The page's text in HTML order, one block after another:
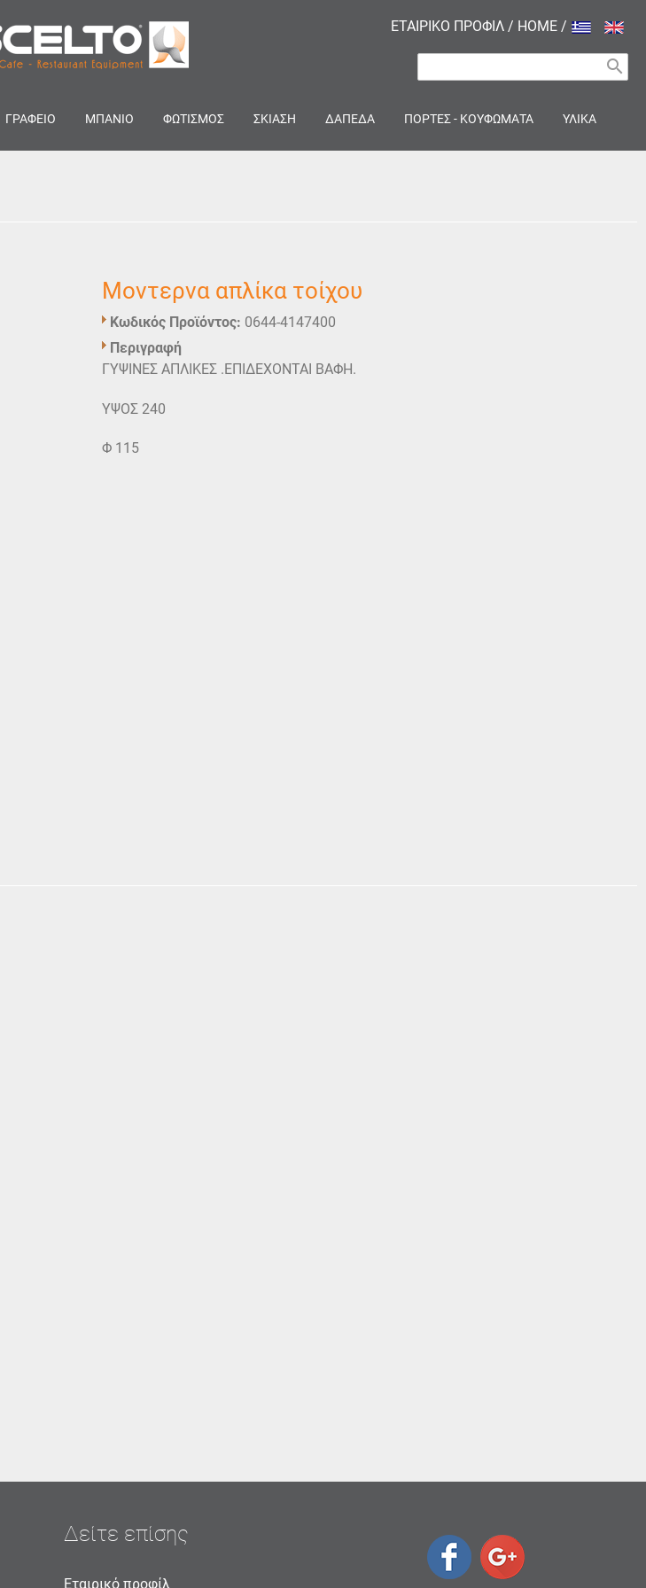
ΕΤΑΙΡΙΚΟ ΠΡΟΦΙΛ / HOME /
search
ΓΡΑΦΕΙΟ ΜΠΑΝΙΟ ΦΩΤΙΣΜΟΣ ΣΚΙΑΣΗ ΔΑΠΕΔΑ ΠΟΡΤΕΣ - ΚΟΥΦΩΜΑΤΑ ΥΛΙΚΑ
Μοντερνα απλίκα τοίχου
Κωδικός Προϊόντος: 0644-4147400
Περιγραφή
ΓΥΨΙΝΕΣ ΑΠΛΙΚΕΣ .ΕΠΙΔΕΧΟΝΤΑΙ ΒΑΦΗ.
ΥΨΟΣ 240
Φ 115
Δείτε επίσης
Εταιρικό προφίλ